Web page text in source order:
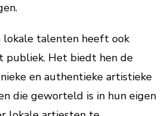
lokale talenten heeft ook
publiek. Het biedt hen de
en authentieke artistieke
die geworteld is in hun eigen